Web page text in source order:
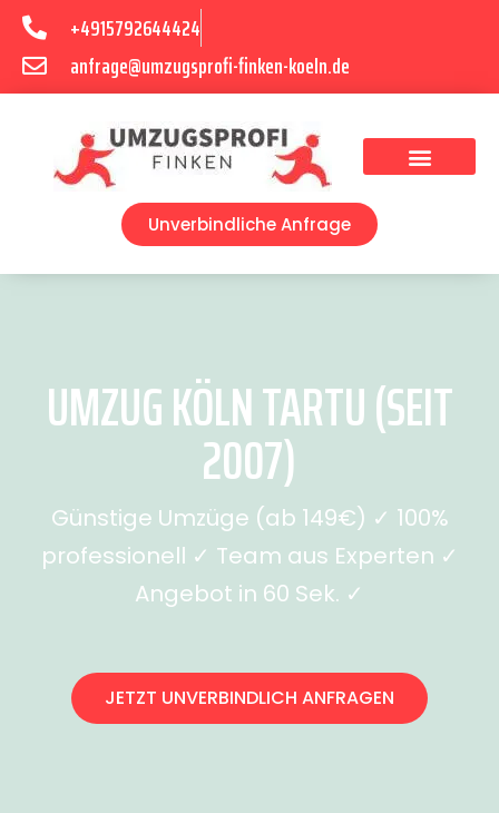
+4915792644424
anfrage@umzugsprofi-finken-koeln.de
Unverbindliche Anfrage
UMZUG KÖLN TARTU (SEIT
2007)
Günstige Umzüge (ab 149€) ✓ 100%
professionell ✓ Team aus Experten ✓
Angebot in 60 Sek. ✓
JETZT UNVERBINDLICH ANFRAGEN